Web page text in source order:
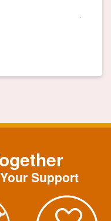
Support